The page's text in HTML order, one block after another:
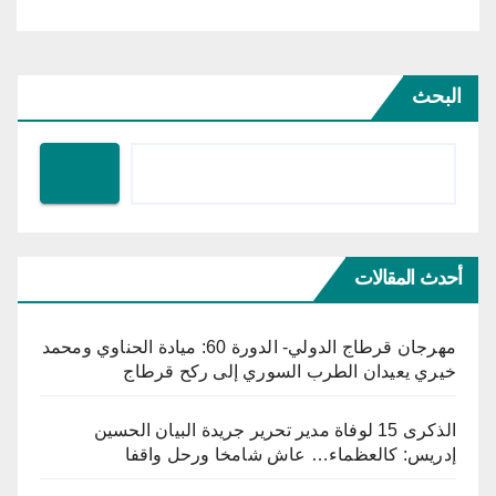
البحث
أحدث المقالات
مهرجان قرطاج الدولي- الدورة 60: ميادة الحناوي ومحمد
خيري يعيدان الطرب السوري إلى ركح قرطاج
الذكرى 15 لوفاة مدير تحرير جريدة البيان الحسين
إدريس: كالعظماء… عاش شامخا ورحل واقفا